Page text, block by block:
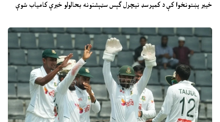
خیبر پښتونخوا کې د کمپرسډ نیچرل ګېس سټېشنونه بحالولو خبرې کامیاب شوې